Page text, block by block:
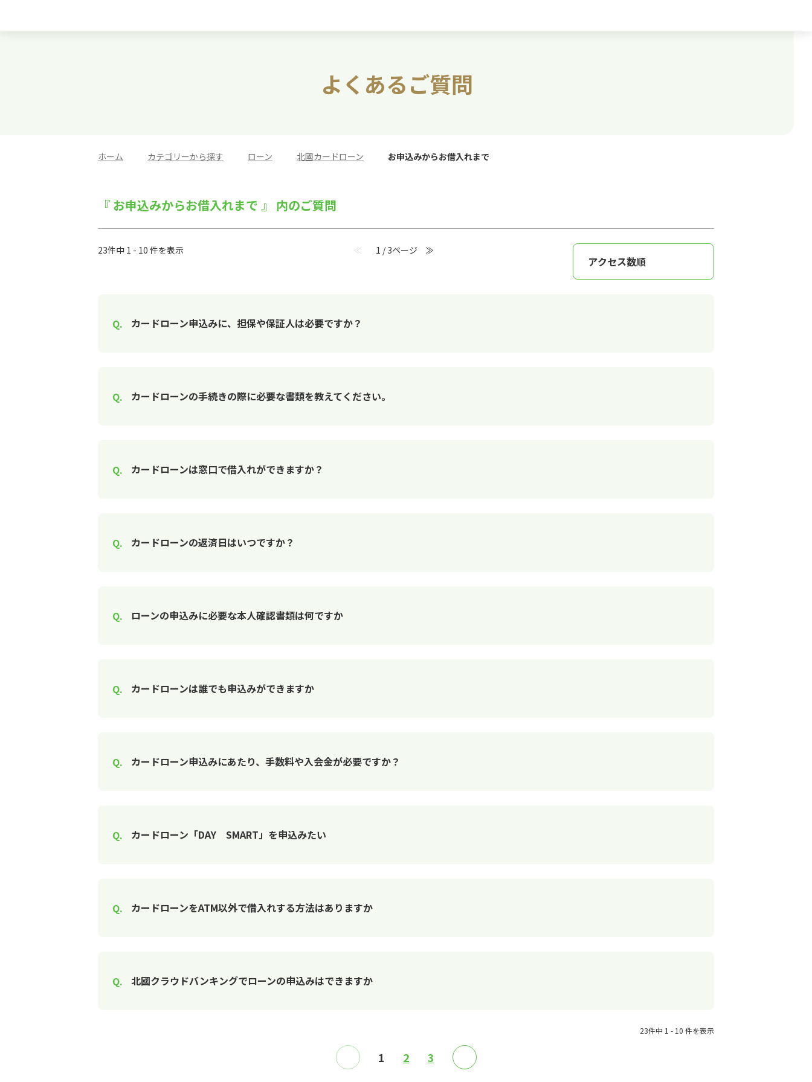
よくあるご質問
ホーム カテゴリーから探す ローン 北國カードローン お申込みからお借入れまで
『 お申込みからお借入れまで 』 内のご質問
23件中 1 - 10 件を表示 ≪ 1 / 3ページ ≫
カードローン申込みに、担保や保証人は必要ですか？
カードローンの手続きの際に必要な書類を教えてください。
カードローンは窓口で借入れができますか？
カードローンの返済日はいつですか？
ローンの申込みに必要な本人確認書類は何ですか
カードローンは誰でも申込みができますか
カードローン申込みにあたり、手数料や入会金が必要ですか？
カードローン「DAY SMART」を申込みたい
カードローンをATM以外で借入れする方法はありますか
北國クラウドバンキングでローンの申込みはできますか
23件中 1 - 10 件を表示
1 2 3